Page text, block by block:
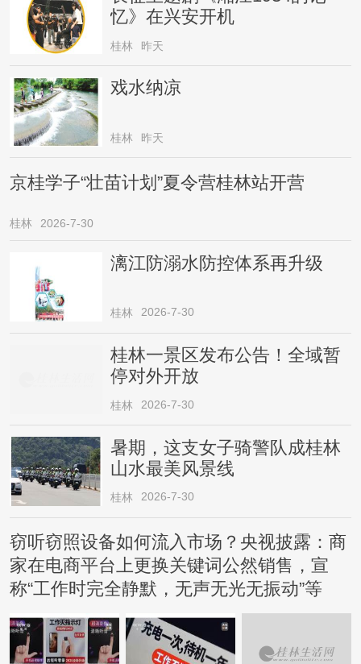
忆》在兴安开机
桂林 昨天
戏水纳凉
桂林 昨天
京桂学子“壮苗计划”夏令营桂林站开营
桂林 2026-7-30
漓江防溺水防控体系再升级
桂林 2026-7-30
桂林一景区发布公告！全域暂
停对外开放
桂林 2026-7-30
暑期，这支女子骑警队成桂林
山水最美风景线
桂林 2026-7-30
窃听窃照设备如何流入市场？央视披露：商
家在电商平台上更换关键词公然销售，宣
称“工作时完全静默，无声无光无振动”等